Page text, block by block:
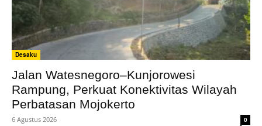
Desaku
Jalan Watesnegoro–Kunjorowesi
Rampung, Perkuat Konektivitas Wilayah
Perbatasan Mojokerto
6 Agustus 2026 0